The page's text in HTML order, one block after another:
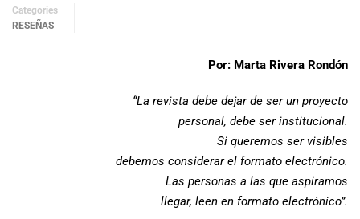
Categories
RESEÑAS
Por: Marta Rivera Rondón
“La revista debe dejar de ser un proyecto
personal, debe ser institucional.
Si queremos ser visibles
debemos considerar el formato electrónico.
Las personas a las que aspiramos
llegar, leen en formato electrónico”.